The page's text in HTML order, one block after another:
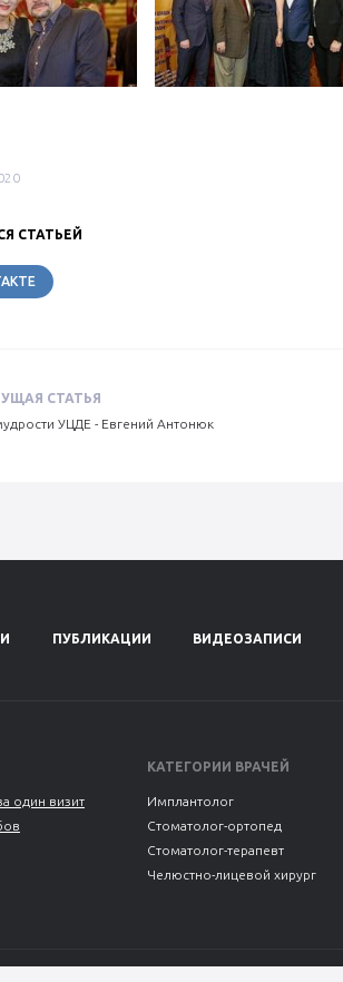
СТАТЬЕЙ
СТАТЬЯ
УЦДЕ - Евгений Антонюк
ПУБЛИКАЦИИ ВИДЕОЗАПИСИ
один визит
КАТЕГОРИИ ВРАЧЕЙ
Имплантолог
Стоматолог-ортопед
Стоматолог-терапевт
Челюстно-лицевой хирург